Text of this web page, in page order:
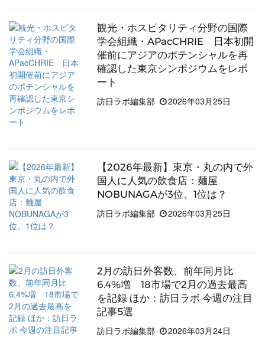
観光・ホスピタリティ分野の国際
学会組織・APacCHRIE 日本初開
催前にアジアのポテンシャルを再
確認した東京シンポジウムをレポ
ート
訪日ラボ編集部
2026年03月25日
【2026年最新】東京・丸の内で外
国人に人気の飲食店：麺屋
NOBUNAGAが3位、1位は？
訪日ラボ編集部
2026年03月25日
2月の訪日外客数、前年同月比
6.4%増 18市場で2月の過去最高
を記録 ほか：訪日ラボ 今週の注目
記事5選
訪日ラボ編集部
2026年03月24日